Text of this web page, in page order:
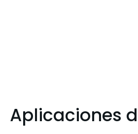
Aplicaciones